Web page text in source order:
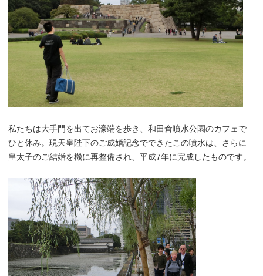
私たちは大手門を出てお濠端を歩き、和田倉噴水公園のカフェで
ひと休み。現天皇陛下のご成婚記念でできたこの噴水は、さらに
皇太子のご結婚を機に再整備され、平成7年に完成したものです。